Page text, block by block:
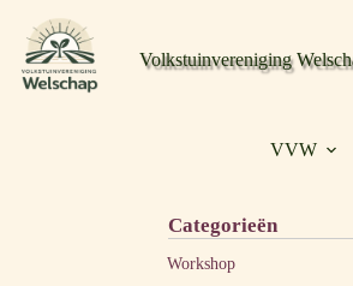
Volkstuinvereniging
VVW
Categorieën
Workshop